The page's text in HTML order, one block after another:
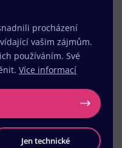
procházení
vašim zájmům.
používáním. Své
Více informací
Jen technické